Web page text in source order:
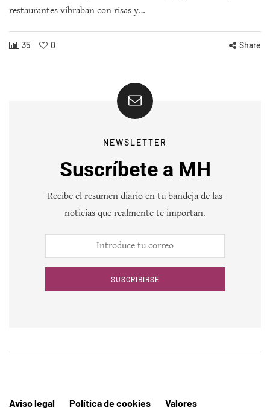
restaurantes vibraban con risas y…
35 0 Share
NEWSLETTER
Suscríbete a MH
Recibe el resumen diario en tu bandeja de las
noticias que realmente te importan.
SUSCRIBIRSE
Aviso legal Política de cookies Valores